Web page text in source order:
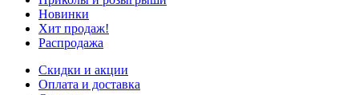
Новинки
Хит продаж!
Распродажа
Скидки и акции
Оплата и доставка